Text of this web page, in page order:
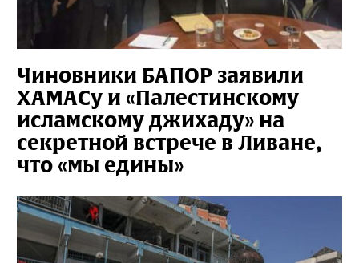
Чиновники БАПОР заявили
ХАМАСу и «Палестинскому
исламскому джихаду» на
секретной встрече в Ливане,
что «мы едины»